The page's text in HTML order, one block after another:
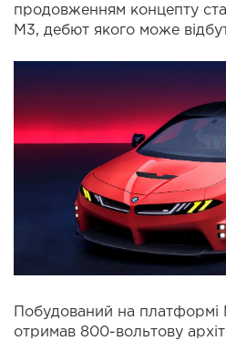
продовженням концепту
M3, дебют якого може
Побудований на платформі
отримав 800-вольтову